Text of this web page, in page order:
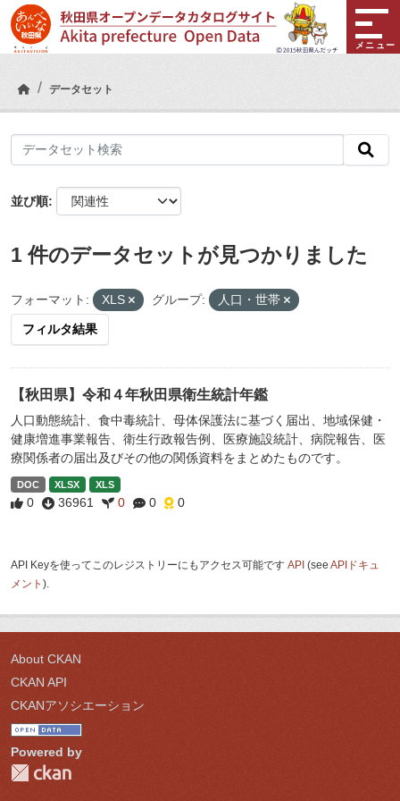
Skip to main content
メニュー
データセット
並び順
1 件のデータセットが見つかりました
フォーマット: XLS グループ: 人口・世帯
フィルタ結果
【秋田県】令和４年秋田県衛生統計年鑑
人口動態統計、食中毒統計、母体保護法に基づく届出、地域保健・
健康増進事業報告、衛生行政報告例、医療施設統計、病院報告、医
療関係者の届出及びその他の関係資料をまとめたものです。
DOC XLSX XLS
0 36961 0 0 0
API Keyを使ってこのレジストリーにもアクセス可能です API (see APIドキュ
メント ).
About CKAN
CKAN API
CKANアソシエーション
Powered by